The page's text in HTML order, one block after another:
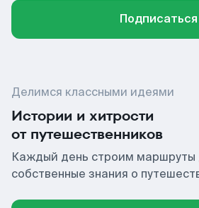
Подписаться
Делимся классными идеями
Истории и хитрости
от путешественников
Каждый день строим маршруты
собственные знания о